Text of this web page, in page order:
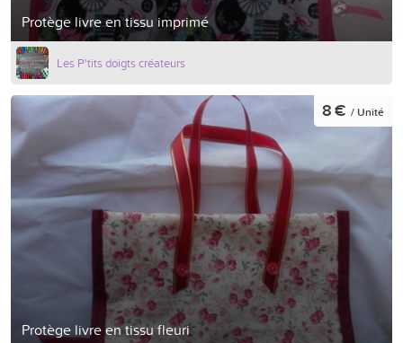
Protège livre en tissu imprimé
Les P'tits doigts créateurs
Protège livre en tissu fleuri
8 € / Unité